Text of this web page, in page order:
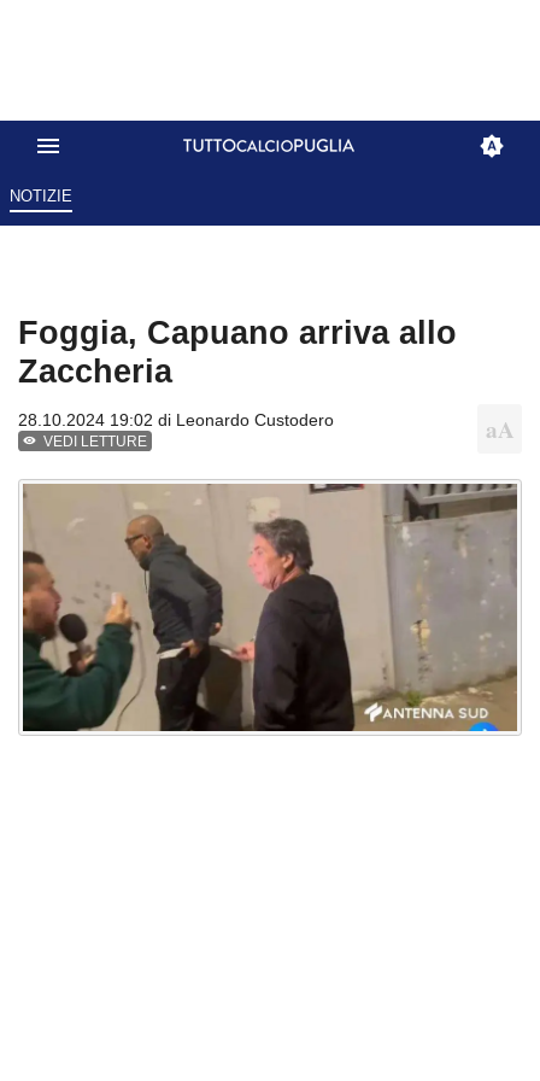
NOTIZIE
Foggia, Capuano arriva allo
Zaccheria
28.10.2024 19:02 di Leonardo Custodero
VEDI LETTURE